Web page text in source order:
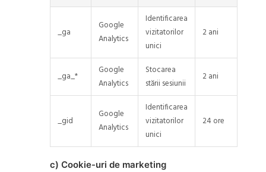
_ga
Google
Analytics
Identificarea
vizitatorilor
unici
2 ani
_ga_*
Google
Analytics
Stocarea
stării sesiunii
2 ani
_gid
Google
Analytics
Identificarea
vizitatorilor
unici
24 ore
c) Cookie-uri de marketing